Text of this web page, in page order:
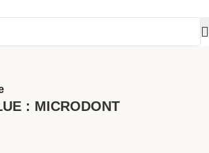
: MICRODONT